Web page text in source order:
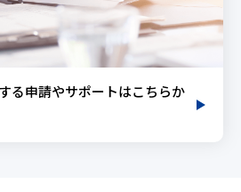
る申請やサポートはこちらか